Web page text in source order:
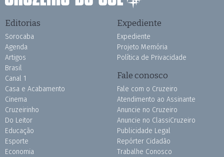
Editorias
Sorocaba
Agenda
Artigos
Brasil
Canal 1
Casa e Acabamento
Cinema
Cruzeirinho
Do Leitor
Educação
Esporte
Economia
Expediente
Expediente
Projeto Memória
Política de Privacidade
Fale conosco
Fale com o Cruzeiro
Atendimento ao Assinante
Anuncie no Cruzeiro
Anuncie no ClassiCruzeiro
Publicidade Legal
Repórter Cidadão
Trabalhe Conosco